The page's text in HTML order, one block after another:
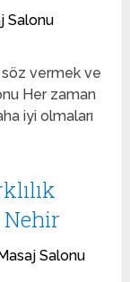
Salonu
söz vermek ve
Her zaman
iyi olmaları
Salonu